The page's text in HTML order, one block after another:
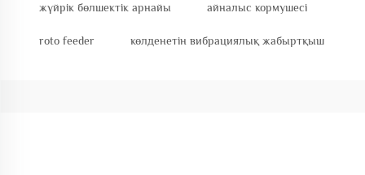
жүйрік бөлшектік арнайы айналыс кормушесі
roto feeder көлденетін вибрациялық жабыртқыш